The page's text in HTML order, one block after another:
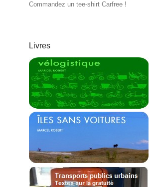
Commandez un tee-shirt Carfree !
Livres